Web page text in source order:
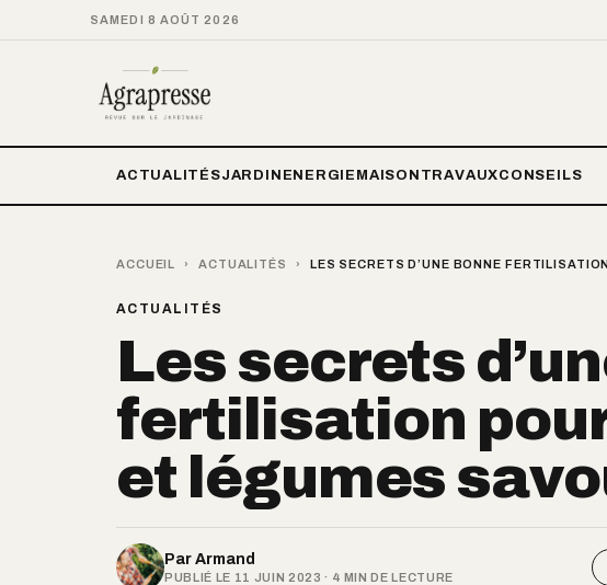
SAMEDI 8 AOÛT 2026
ACTUALITÉSJARDIN ENERGIE MAISON TRAVAUXCONSEILS
ACCUEIL › ACTUALITÉS › LES SECRETS D’UNE BONNE
ACTUALITÉS
Les secrets
fertilisation
et légumes
Par Armand
PUBLIÉ LE 11 JUIN 2023 · 4 MIN DE LECTURE